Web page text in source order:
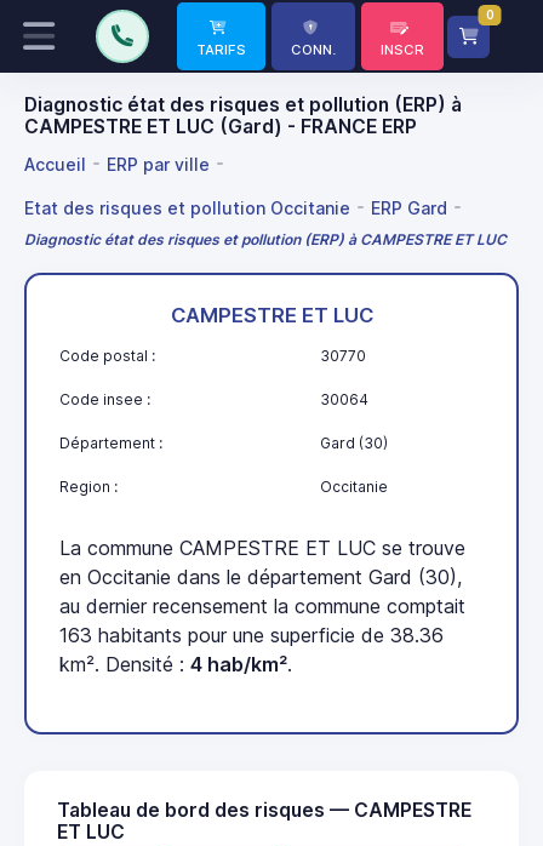
TARIFS CONN. INSCR
0
Diagnostic état des risques et pollution (ERP) à
CAMPESTRE ET LUC (Gard) - FRANCE ERP
Accueil ERP par ville
Etat des risques et pollution Occitanie ERP Gard
Diagnostic état des risques et pollution (ERP) à CAMPESTRE ET LUC
CAMPESTRE ET LUC
Code postal : 30770
Code insee : 30064
Département : Gard (30)
Region : Occitanie
La commune CAMPESTRE ET LUC se trouve
en Occitanie dans le département Gard (30),
au dernier recensement la commune comptait
163 habitants pour une superficie de 38.36
km². Densité : 4 hab/km².
Tableau de bord des risques — CAMPESTRE
ET LUC